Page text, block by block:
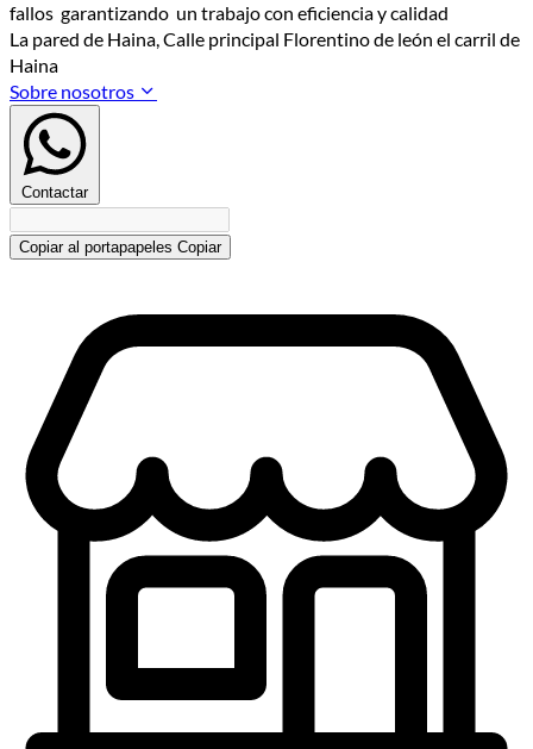
fallos garantizando un trabajo con eficiencia y calidad
La pared de Haina, Calle principal Florentino de león el carril de
Haina
Sobre nosotros
Contactar
Copiar al portapapeles Copiar